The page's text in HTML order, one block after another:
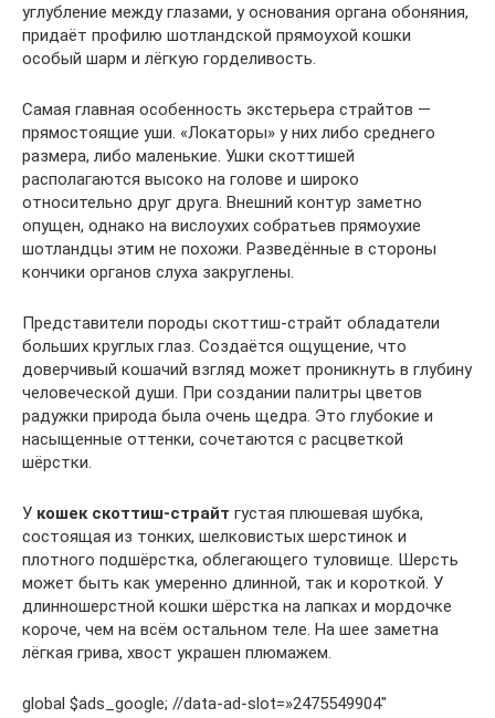
углубление между глазами, у основания органа обоняния,
придаёт профилю шотландской прямоухой кошки
особый шарм и лёгкую горделивость.
Самая главная особенность экстерьера страйтов —
прямостоящие уши. «Локаторы» у них либо среднего
размера, либо маленькие. Ушки скоттишей
располагаются высоко на голове и широко
относительно друг друга. Внешний контур заметно
опущен, однако на вислоухих собратьев прямоухие
шотландцы этим не похожи. Разведённые в стороны
кончики органов слуха закруглены.
Представители породы скоттиш-страйт обладатели
больших круглых глаз. Создаётся ощущение, что
доверчивый кошачий взгляд может проникнуть в глубину
человеческой души. При создании палитры цветов
радужки природа была очень щедра. Это глубокие и
насыщенные оттенки, сочетаются с расцветкой
шёрстки.
У кошек скоттиш-страйт густая плюшевая шубка,
состоящая из тонких, шелковистых шерстинок и
плотного подшёрстка, облегающего туловище. Шерсть
может быть как умеренно длинной, так и короткой. У
длинношерстной кошки шёрстка на лапках и мордочке
короче, чем на всём остальном теле. На шее заметна
лёгкая грива, хвост украшен плюмажем.
global $ads_google; //data-ad-slot=»2475549904″